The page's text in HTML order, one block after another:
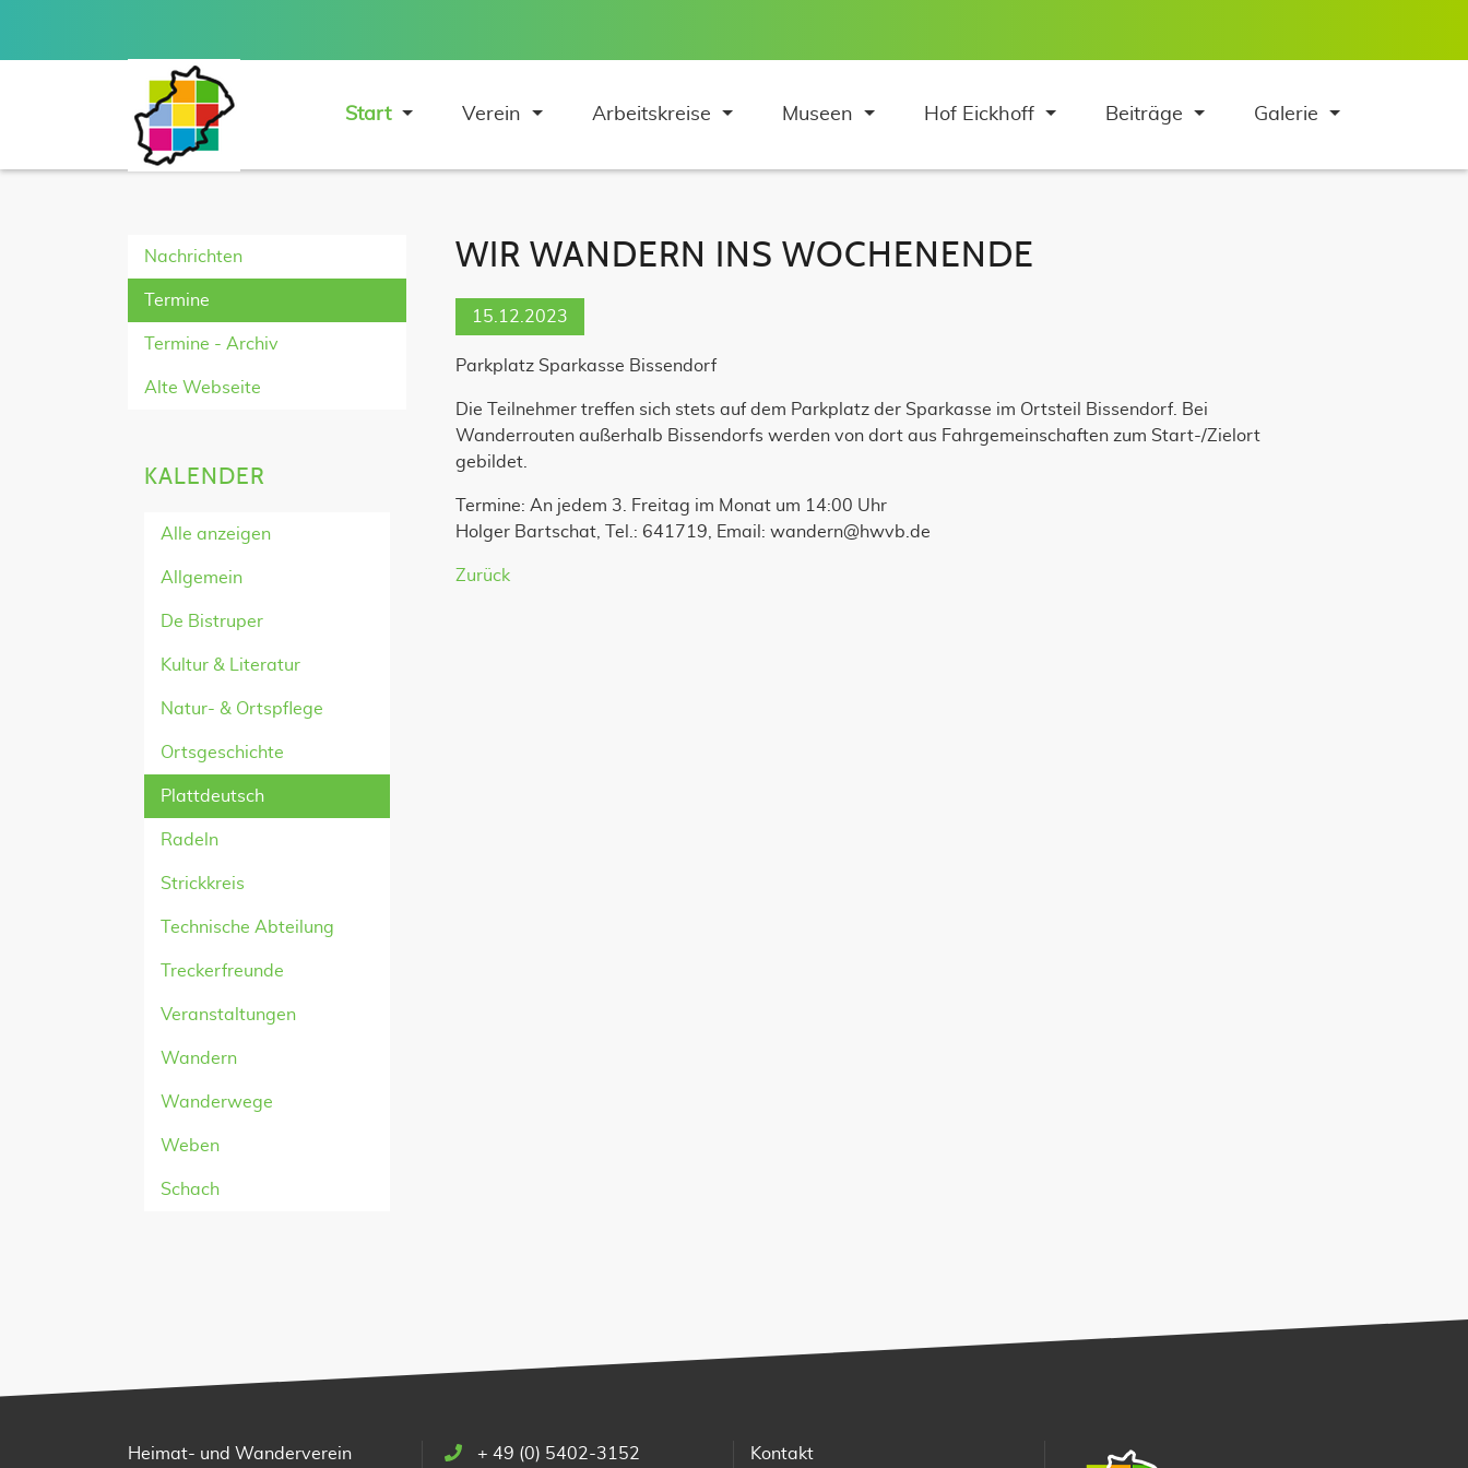
Start
Verein Arbeitskreise Museen Hof Eickhoff Beiträge Galerie
WIR WANDERN INS WOCHENENDE
15.12.2023
Parkplatz Sparkasse Bissendorf
Die Teilnehmer treffen sich stets auf dem Parkplatz der Sparkasse im Ortsteil Bissendorf. Bei
Wanderrouten außerhalb Bissendorfs werden von dort aus Fahrgemeinschaften zum Start-/Zielort
gebildet.
Termine: An jedem 3. Freitag im Monat um 14:00 Uhr
Holger Bartschat, Tel.: 641719, Email: wandern@hwvb.de
Zurück
Navigation überspringen
Nachrichten
Termine
Termine - Archiv
Alte Webseite
KALENDER
Alle anzeigen
Allgemein
De Bistruper
Kultur & Literatur
Natur- & Ortspflege
Ortsgeschichte
Plattdeutsch
Radeln
Strickkreis
Technische Abteilung
Treckerfreunde
Veranstaltungen
Wandern
Wanderwege
Weben
Schach
Heimat- und Wanderverein + 49 (0) 5402-3152 Kontakt